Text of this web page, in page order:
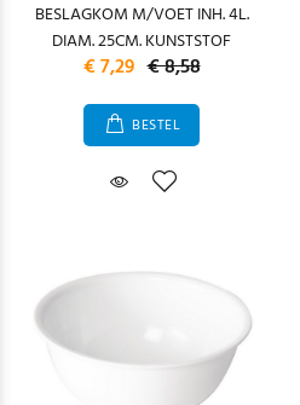
BESLAGKOM M/VOET INH. 4L.
DIAM. 25CM. KUNSTSTOF
€ 7,29 € 8,58
BESTEL